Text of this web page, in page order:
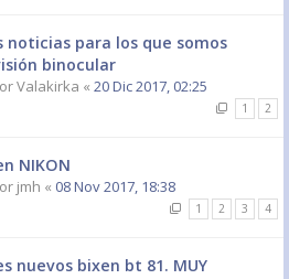
noticias para los que somos
binocular
Valakirka « 20 Dic 2017, 02:25
1 2
NIKON
jmh « 08 Nov 2017, 18:38
1 2 3 4
nuevos bixen bt 81. MUY